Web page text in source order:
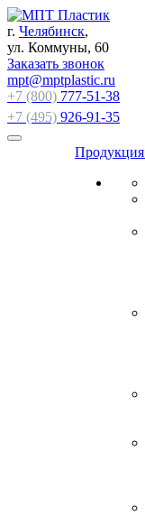
г. Челябинск,
ул. Коммуны, 60
Заказать звонок
mpt@mptplastic.ru
+7 (800) 777-51-38
+7 (495) 926-91-35
Продукция